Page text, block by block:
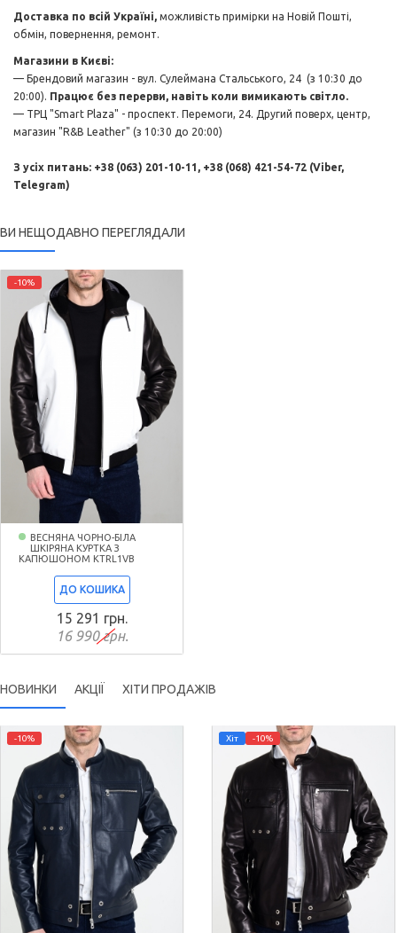
Доставка по всій Україні, можливість примірки на Новій Пошті,
обмін, повернення, ремонт.
Магазини в Києві:
— Брендовий магазин - вул. Сулеймана Стальського, 24 (з 10:30 до
20:00). Працює без перерви, навіть коли вимикають світло.
— ТРЦ "Smart Plaza" - проспект. Перемоги, 24. Другий поверх, центр,
магазин "R&B Leather" (з 10:30 до 20:00)
З усіх питань: +38 (063) 201-10-11, +38 (068) 421-54-72 (Viber,
Telegram)
ВИ НЕЩОДАВНО ПЕРЕГЛЯДАЛИ
-10%
ВЕСНЯНА ЧОРНО-БІЛА
ШКІРЯНА КУРТКА З
КАПЮШОНОМ KTRL1VB
ДО КОШИКА
15 291 грн.
16 990 грн.
НОВИНКИ АКЦІЇ ХІТИ ПРОДАЖІВ
-10% Хіт -10%